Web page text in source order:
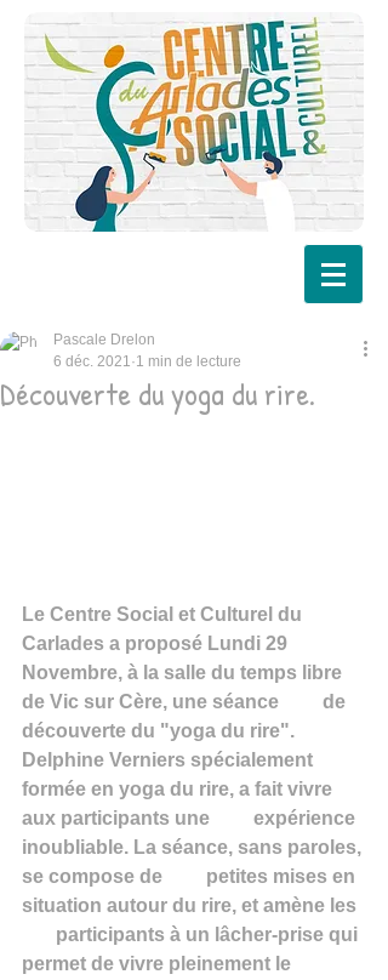
Découverte du yoga du rire.
Pascale Drelon
6 déc. 2021 1 min de lecture
Le Centre Social et Culturel du
Carlades a proposé Lundi 29
Novembre, à la salle du temps libre
de Vic sur Cère, une séance         de
découverte du "yoga du rire".
Delphine Verniers spécialement
formée en yoga du rire, a fait vivre
aux participants une         expérience
inoubliable. La séance, sans paroles,
se compose de         petites mises en
situation autour du rire, et amène les
       participants à un lâcher-prise qui
permet de vivre pleinement le